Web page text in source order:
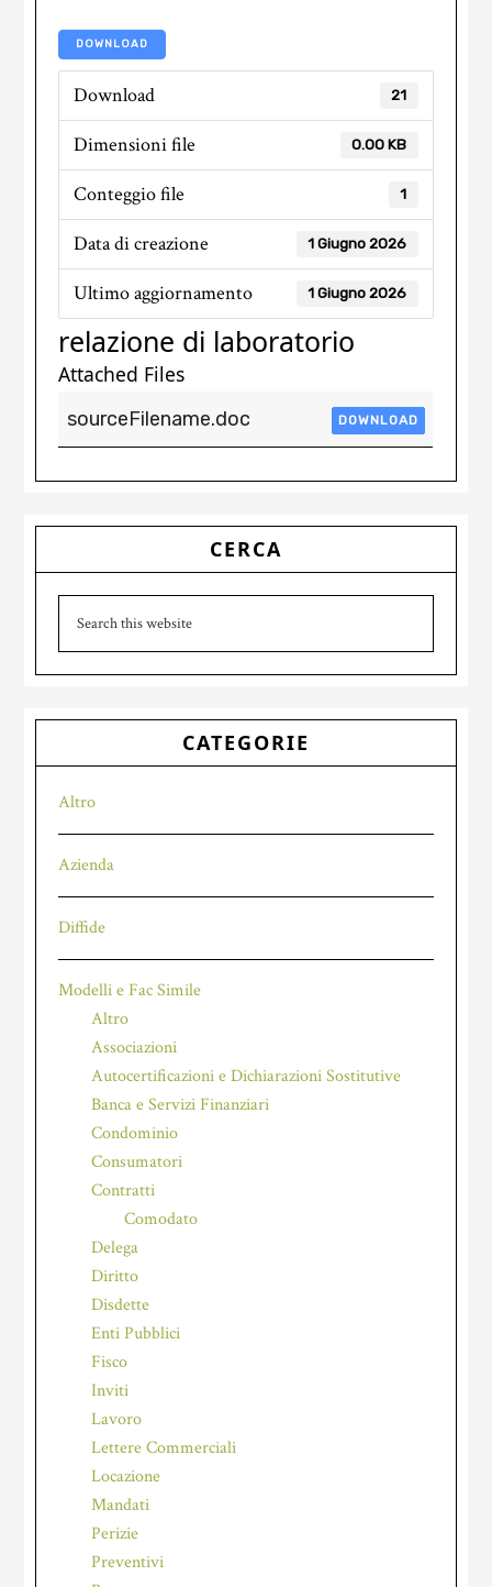
DOWNLOAD
Download 21
Dimensioni file 0.00 KB
Conteggio file 1
Data di creazione 1 Giugno 2026
Ultimo aggiornamento 1 Giugno 2026
relazione di laboratorio
Attached Files
sourceFilename.doc DOWNLOAD
Primary
Sidebar
CERCA
this
CATEGORIE
Altro
Azienda
Diffide
Modelli e Fac Simile
Altro
Associazioni
Autocertificazioni e Dichiarazioni Sostitutive
Banca e Servizi Finanziari
Condominio
Consumatori
Contratti
Comodato
Delega
Diritto
Disdette
Enti Pubblici
Fisco
Inviti
Lavoro
Lettere Commerciali
Locazione
Mandati
Perizie
Preventivi